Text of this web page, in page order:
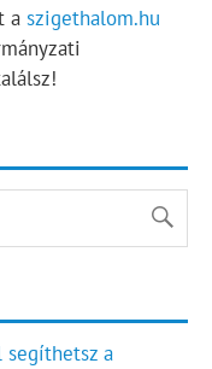
a szigethalom.hu
segíthetsz a